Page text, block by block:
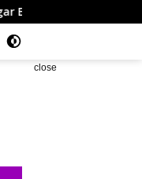
Diterima di Kampus
close